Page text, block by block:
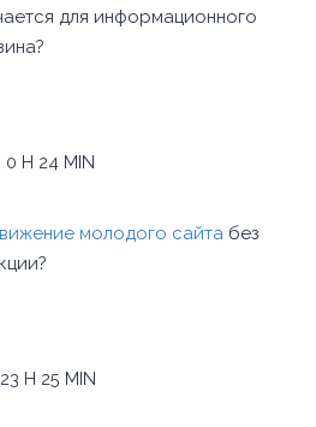
для информационного
0 H 24 MIN
молодого сайта без
23 H 25 MIN